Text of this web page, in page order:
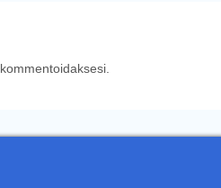
kommentoidaksesi.